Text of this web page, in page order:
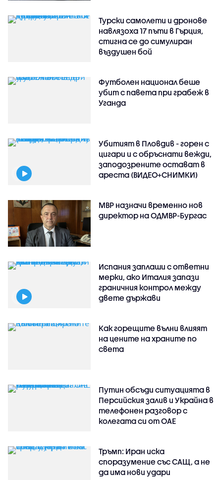
Турски самолети и дронове
навлязоха 17 пъти в Гърция,
стигна се до симулиран
въздушен бой
Футболен национал беше
убит с павета при грабеж в
Уганда
Убитият в Пловдив - горен с
цигари и с обръснати вежди,
заподозрените остават в
ареста (ВИДЕО+СНИМКИ)
МВР назначи временно нов
директор на ОДМВР-Бургас
Испания заплаши с ответни
мерки, ако Италия запази
граничния контрол между
двете държави
Как горещите вълни влияят
на цените на храните по
света
Путин обсъди ситуацията в
Персийския залив и Украйна в
телефонен разговор с
колегата си от ОАЕ
Тръмп: Иран иска
споразумение със САЩ, а не
да има нови удари